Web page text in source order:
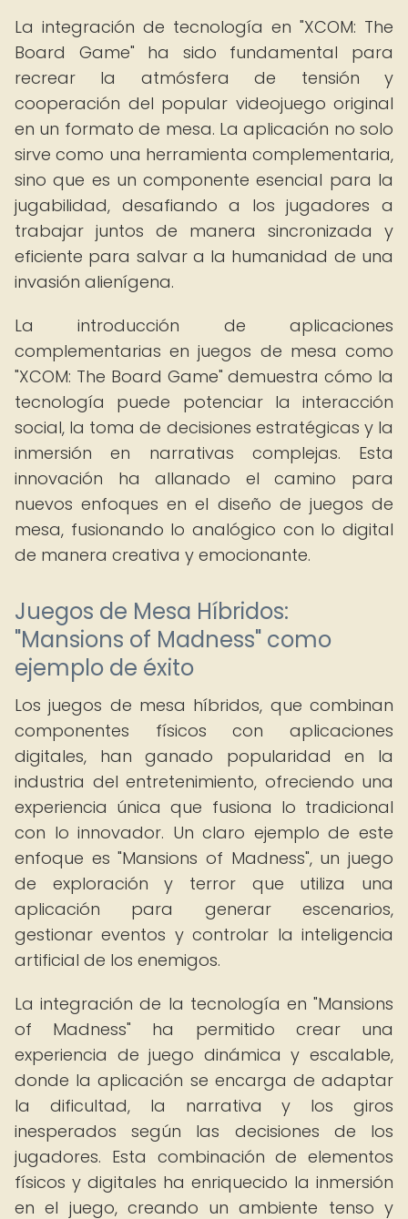
La integración de tecnología en "XCOM: The
Board Game" ha sido fundamental para
recrear la atmósfera de tensión y
cooperación del popular videojuego original
en un formato de mesa. La aplicación no solo
sirve como una herramienta complementaria,
sino que es un componente esencial para la
jugabilidad, desafiando a los jugadores a
trabajar juntos de manera sincronizada y
eficiente para salvar a la humanidad de una
invasión alienígena.
La introducción de aplicaciones
complementarias en juegos de mesa como
"XCOM: The Board Game" demuestra cómo la
tecnología puede potenciar la interacción
social, la toma de decisiones estratégicas y la
inmersión en narrativas complejas. Esta
innovación ha allanado el camino para
nuevos enfoques en el diseño de juegos de
mesa, fusionando lo analógico con lo digital
de manera creativa y emocionante.
Juegos de Mesa Híbridos:
"Mansions of Madness" como
ejemplo de éxito
Los juegos de mesa híbridos, que combinan
componentes físicos con aplicaciones
digitales, han ganado popularidad en la
industria del entretenimiento, ofreciendo una
experiencia única que fusiona lo tradicional
con lo innovador. Un claro ejemplo de este
enfoque es "Mansions of Madness", un juego
de exploración y terror que utiliza una
aplicación para generar escenarios,
gestionar eventos y controlar la inteligencia
artificial de los enemigos.
La integración de la tecnología en "Mansions
of Madness" ha permitido crear una
experiencia de juego dinámica y escalable,
donde la aplicación se encarga de adaptar
la dificultad, la narrativa y los giros
inesperados según las decisiones de los
jugadores. Esta combinación de elementos
físicos y digitales ha enriquecido la inmersión
en el juego, creando un ambiente tenso y